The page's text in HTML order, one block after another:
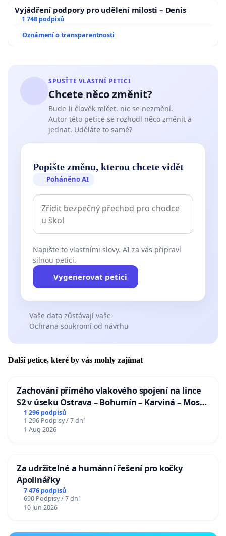
Vyjádření podpory pro udělení milosti – Denis
1 748 podpisů
Oznámení o transparentnosti
SPUSŤTE VLASTNÍ PETICI
Chcete něco změnit?
Bude-li člověk mlčet, nic se nezmění.
Autor této petice se rozhodl něco změnit a
jednat. Uděláte to samé?
Popište změnu, kterou chcete vidět
Poháněno AI
Napište to vlastními slovy. AI za vás připraví
silnou petici.
Vygenerovat petici
Vaše data zůstávají vaše
Ochrana soukromí od návrhu
Další petice, které by vás mohly zajímat
Zachování přímého vlakového spojení na lince
S2 v úseku Ostrava – Bohumín – Karviná – Mosty
u Jablunkova
1 296 podpisů
1 296 Podpisy / 7 dní
1 Aug 2026
Za udržitelné a humánní řešení pro kočky
Apolinářky
7 476 podpisů
690 Podpisy / 7 dní
10 Jun 2026